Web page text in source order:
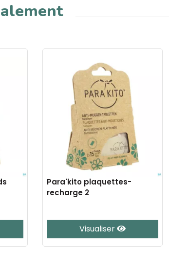
Para'kito plaquettes-
recharge 2
Visualiser